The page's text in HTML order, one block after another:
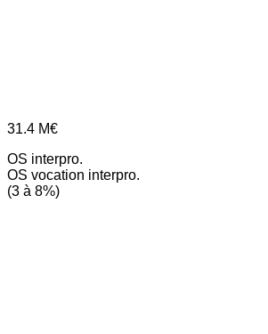
31.4 M€
OS interpro.
OS vocation interpro.
(3 à 8%)